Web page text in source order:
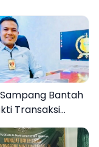
Bantah
Transaksi
Rudapaksa
Tersangka